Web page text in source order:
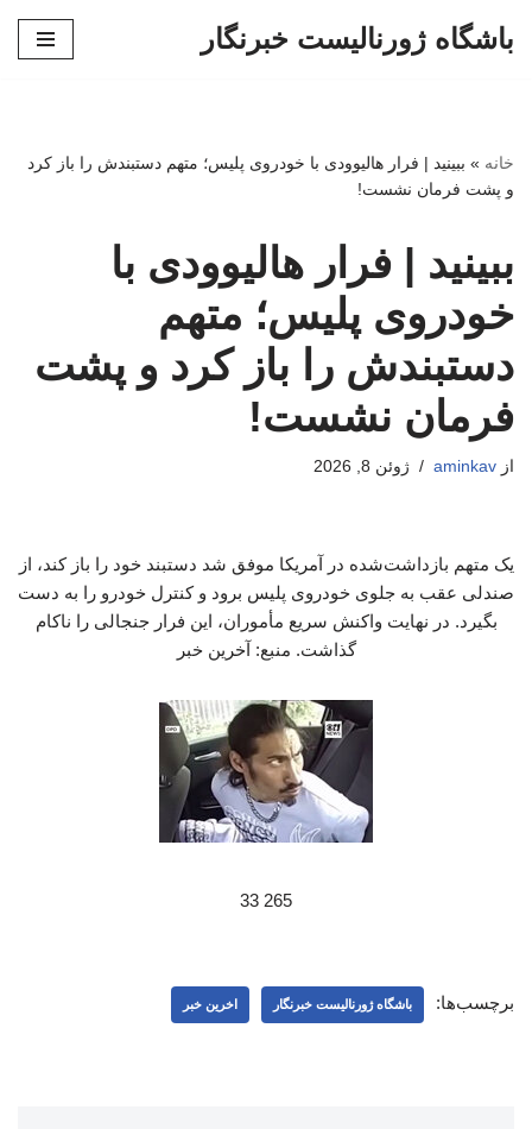
باشگاه ژورنالیست خبرنگار
خانه » ببینید | فرار هالیوودی با خودروی پلیس؛ متهم دستبندش را باز کرد
و پشت فرمان نشست!
ببینید | فرار هالیوودی با
خودروی پلیس؛ متهم
دستبندش را باز کرد و پشت
فرمان نشست!
از aminkav ژوئن 8, 2026
یک متهم بازداشت‌شده در آمریکا موفق شد دستبند خود را باز کند، از
صندلی عقب به جلوی خودروی پلیس برود و کنترل خودرو را به دست
بگیرد. در نهایت واکنش سریع مأموران، این فرار جنجالی را ناکام
گذاشت. منبع: آخرین خبر
265 33
برچسب‌ها: باشگاه ژورنالیست خبرنگار اخرین خبر